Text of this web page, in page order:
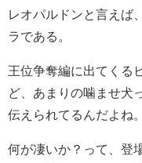
レオパルドンと言えば
ラである。
王位争奪編に出てくる
ど、あまりの噛ませ犬
伝えられてるんだよね。
何が凄いか？って、登